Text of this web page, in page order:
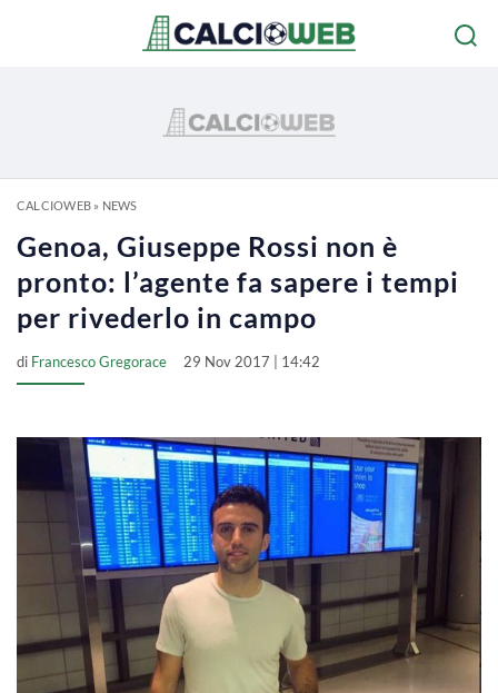
CALCIOWEB» NEWS
Genoa, Giuseppe Rossi non è
pronto: l’agente fa sapere i tempi
per rivederlo in campo
di Francesco Gregorace 29 Nov 2017 | 14:42